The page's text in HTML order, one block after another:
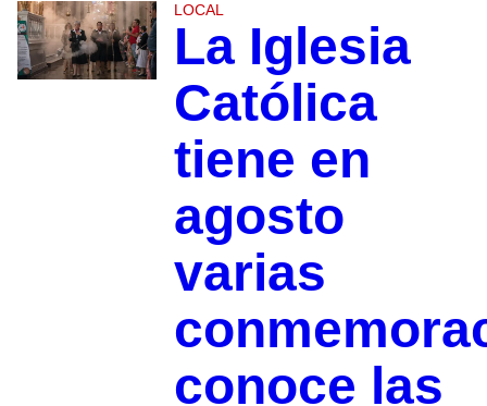
LOCAL
La Iglesia
Católica
tiene en
agosto
varias
conoce las